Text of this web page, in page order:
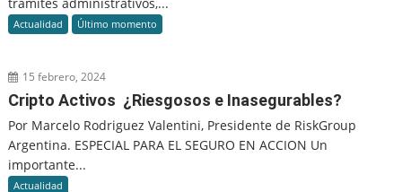
Actualidad Último momento
15 febrero, 2024
Cripto Activos ¿Riesgosos e Inasegurables?
Por Marcelo Rodriguez Valentini, Presidente de RiskGroup
Argentina. ESPECIAL PARA EL SEGURO EN ACCION Un
importante...
Actualidad